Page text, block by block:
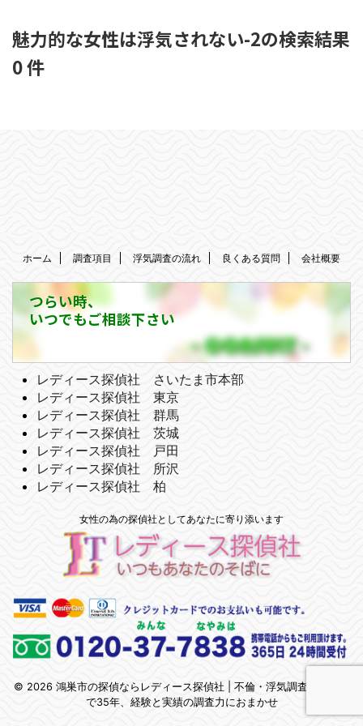
魅力的な女性は浮気されない-2の検索結果
0 件
ホーム 調査項目 浮気調査の流れ 良くある質問 会社概要
つらい時、
いつでもご相談下さい
レディース探偵社 さいたま市本部
レディース探偵社 東京
レディース探偵社 群馬
レディース探偵社 茨城
レディース探偵社 戸田
レディース探偵社 所沢
レディース探偵社 柏
女性の為の探偵社としてあなたに寄り添います
© 2026 鴻巣市の探偵ならレディース探偵社 | 不倫・浮気調査 | 埼玉県
で35年、経験と実績の調査力におまかせ